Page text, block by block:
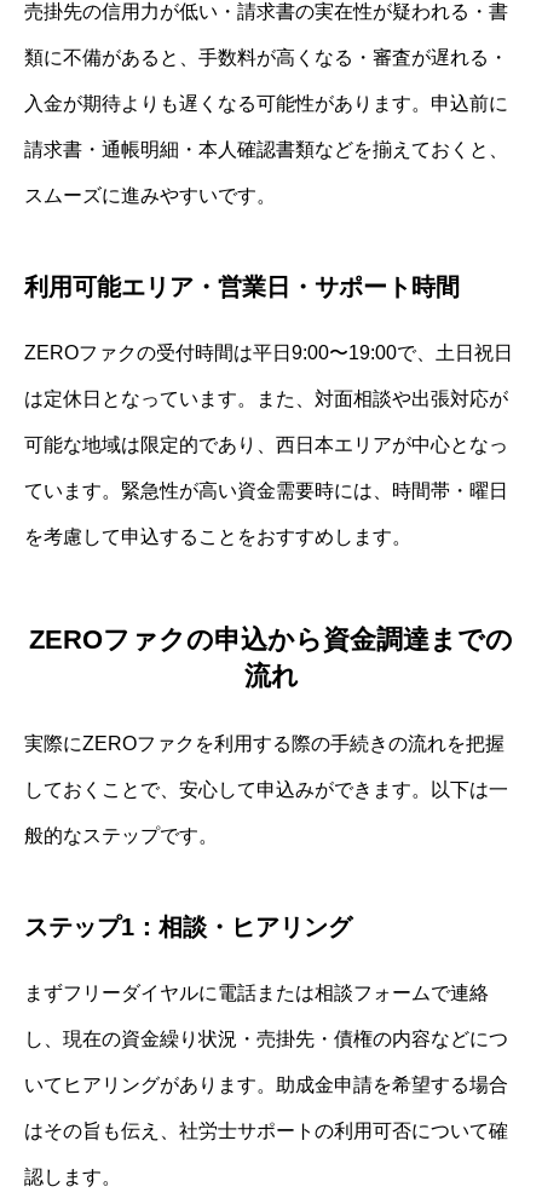
売掛先の信用力が低い・請求書の実在性が疑われる・書
類に不備があると、手数料が高くなる・審査が遅れる・
入金が期待よりも遅くなる可能性があります。申込前に
請求書・通帳明細・本人確認書類などを揃えておくと、
スムーズに進みやすいです。
利用可能エリア・営業日・サポート時間
ZEROファクの受付時間は平日9:00〜19:00で、土日祝日
は定休日となっています。また、対面相談や出張対応が
可能な地域は限定的であり、西日本エリアが中心となっ
ています。緊急性が高い資金需要時には、時間帯・曜日
を考慮して申込することをおすすめします。
ZEROファクの申込から資金調達までの
流れ
実際にZEROファクを利用する際の手続きの流れを把握
しておくことで、安心して申込みができます。以下は一
般的なステップです。
ステップ1：相談・ヒアリング
まずフリーダイヤルに電話または相談フォームで連絡
し、現在の資金繰り状況・売掛先・債権の内容などにつ
いてヒアリングがあります。助成金申請を希望する場合
はその旨も伝え、社労士サポートの利用可否について確
認します。